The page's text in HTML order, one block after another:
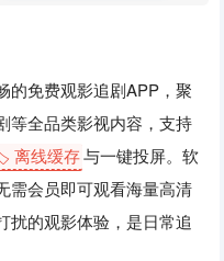
的免费观影追剧APP，聚
等全品类影视内容，支持
离线缓存与一键投屏。软
需会员即可观看海量高清
扰的观影体验，是日常追